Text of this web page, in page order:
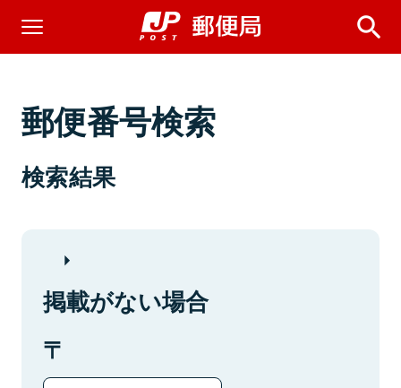
郵便番号検索
検索結果
掲載がない場合